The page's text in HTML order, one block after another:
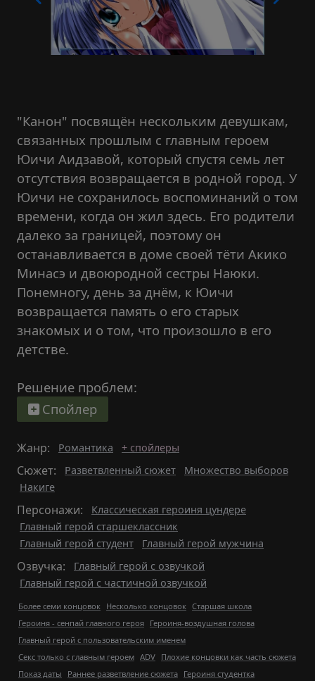
"Канон" посвящён нескольким девушкам,
связанных прошлым с главным героем
Юичи Аидзавой, который спустя семь лет
отсутствия возвращается в родной город. У
Юичи не сохранилось воспоминаний о том
времени, когда он жил здесь. Его родители
далеко за границей, поэтому он
останавливается в доме своей тёти Акико
Минасэ и двоюродной сестры Наюки.
Понемногу, день за днём, к Юичи
возвращается память о его старых
знакомых и о том, что произошло в его
детстве.
Решение проблем:
Спойлер
Жанр: Романтика + спойлеры
Сюжет: Разветвленный сюжет
Множество выборов
Накиге
Персонажи:
Классическая героиня цундере
Главный герой старшеклассник
Главный герой студент
Главный герой мужчина
Озвучка:
Главный герой с озвучкой
Главный герой с частичной озвучкой
Более семи концовок Несколько концовок Старшая школа
Героиня - сенпай главного героя Героиня-воздушная голова
Главный герой с пользовательским именем
Секс только с главным героем ADV Плохие концовки как часть сюжета
Показ даты
Раннее разветвление сюжета Героиня студентка